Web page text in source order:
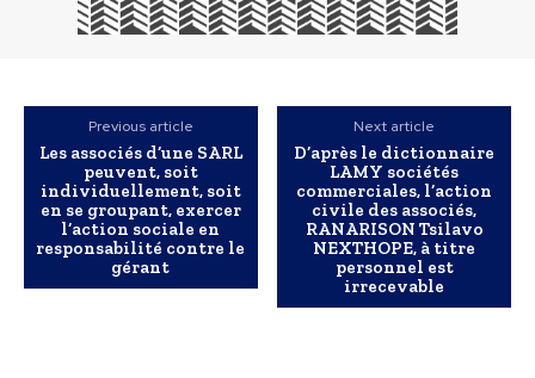
Previous article
Les associés d’une SARL
peuvent, soit
individuellement, soit
en se groupant, exercer
l’action sociale en
responsabilité contre le
gérant
Next article
D’après le dictionnaire
LAMY sociétés
commerciales, l’action
civile des associés,
RANARISON Tsilavo
NEXTHOPE, à titre
personnel est
irrecevable